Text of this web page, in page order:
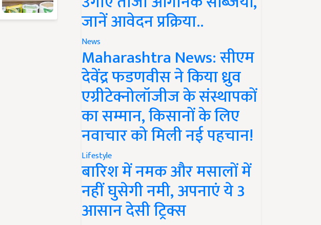
जानें आवेदन प्रक्रिया..
News
Maharashtra News: सीएम
देवेंद्र फडणवीस ने किया ध्रुव
एग्रीटेक्नोलॉजीज के संस्थापकों
का सम्मान, किसानों के लिए
नवाचार को मिली नई पहचान!
Lifestyle
बारिश में नमक और मसालों में
नहीं घुसेगी नमी, अपनाएं ये 3
आसान देसी ट्रिक्स